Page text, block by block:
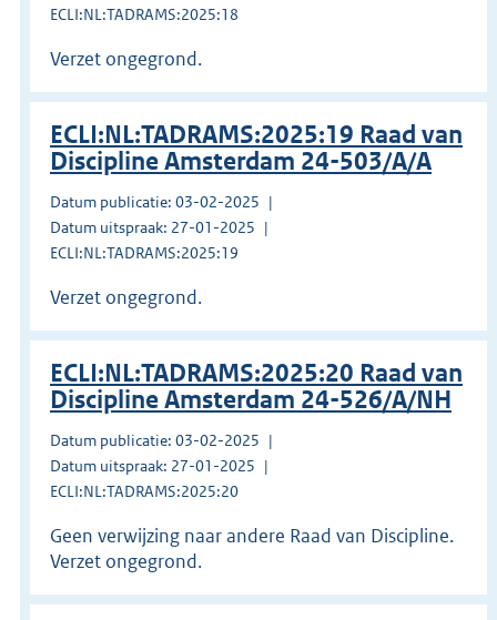
ECLI:NL:TADRAMS:2025:18
Verzet ongegrond.
ECLI:NL:TADRAMS:2025:19 Raad van
Discipline Amsterdam 24-503/A/A
Datum publicatie: 03-02-2025
Datum uitspraak: 27-01-2025
ECLI:NL:TADRAMS:2025:19
Verzet ongegrond.
ECLI:NL:TADRAMS:2025:20 Raad van
Discipline Amsterdam 24-526/A/NH
Datum publicatie: 03-02-2025
Datum uitspraak: 27-01-2025
ECLI:NL:TADRAMS:2025:20
Geen verwijzing naar andere Raad van Discipline.
Verzet ongegrond.